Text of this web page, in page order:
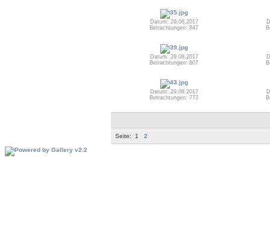
Datum: 29.08.2017
Betrachtungen: 847
Datum: 29.08.2017
Betrachtungen: 807
Datum: 29.08.2017
Betrachtungen: 773
Seite: 1 2